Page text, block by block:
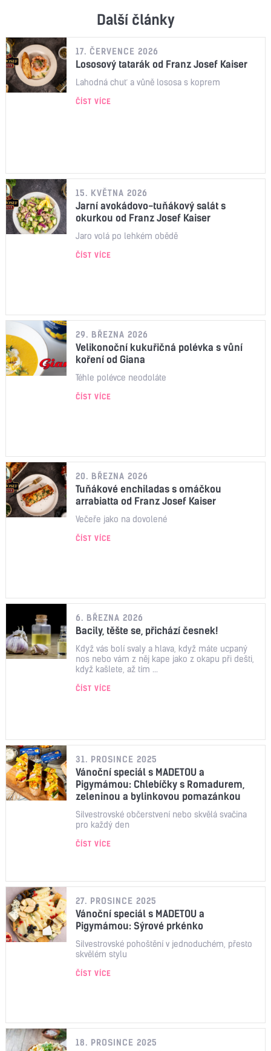
Další články
17. ČERVENCE 2026
Lososový tatarák od Franz Josef Kaiser
Lahodná chuť a vůně lososa s koprem
ČÍST VÍCE
15. KVĚTNA 2026
Jarní avokádovo-tuňákový salát s
okurkou od Franz Josef Kaiser
Jaro volá po lehkém obědě
ČÍST VÍCE
29. BŘEZNA 2026
Velikonoční kukuřičná polévka s vůní
koření od Giana
Téhle polévce neodoláte
ČÍST VÍCE
20. BŘEZNA 2026
Tuňákové enchiladas s omáčkou
arrabiatta od Franz Josef Kaiser
Večeře jako na dovolené
ČÍST VÍCE
6. BŘEZNA 2026
Bacily, těšte se, přichází česnek!
Když vás bolí svaly a hlava, když máte ucpaný
nos nebo vám z něj kape jako z okapu při dešti,
když kašlete, až tím ...
ČÍST VÍCE
31. PROSINCE 2025
Vánoční speciál s MADETOU a
Pigymámou: Chlebíčky s Romadurem,
zeleninou a bylinkovou pomazánkou
Silvestrovské občerstvení nebo skvělá svačina
pro každý den
ČÍST VÍCE
27. PROSINCE 2025
Vánoční speciál s MADETOU a
Pigymámou: Sýrové prkénko
Silvestrovské pohoštění v jednoduchém, přesto
skvělém stylu
ČÍST VÍCE
18. PROSINCE 2025